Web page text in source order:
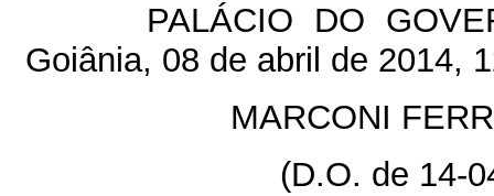
PALÁCIO DO
Goiânia, 08 de abril de 2014,
MARCONI
(D.O. de 14-